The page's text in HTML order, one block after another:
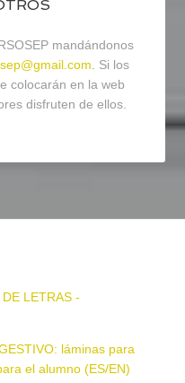
mandándonos
. Si los
colocarán en la web
disfruten de ellos.
LETRAS -
láminas para
el alumno (ES/EN)